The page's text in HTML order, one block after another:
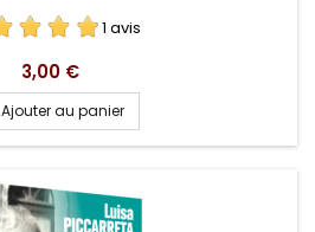
1 avis
Prix
3,00 €
Ajouter au panier